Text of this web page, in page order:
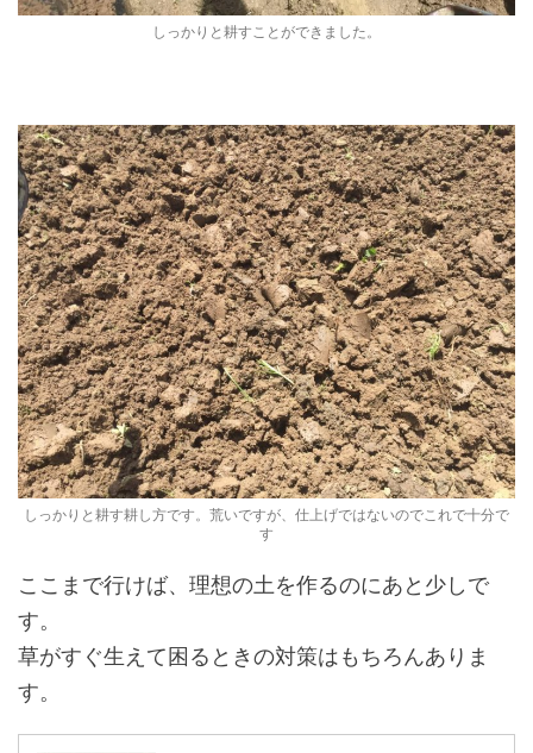
しっかりと耕すことができました。
しっかりと耕す耕し方です。荒いですが、仕上げではないのでこれで十分で
す
ここまで行けば、理想の土を作るのにあと少しで
す。
草がすぐ生えて困るときの対策はもちろんありま
す。